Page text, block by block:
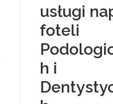
usługi
foteli
h i